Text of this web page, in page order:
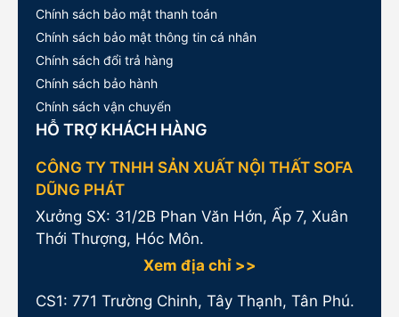
Chính sách bảo mật thanh toán
Chính sách bảo mật thông tin cá nhân
Chính sách đổi trả hàng
Chính sách bảo hành
Chính sách vận chuyển
HỖ TRỢ KHÁCH HÀNG
CÔNG TY TNHH SẢN XUẤT NỘI THẤT SOFA
DŨNG PHÁT
Xưởng SX: 31/2B Phan Văn Hớn, Ấp 7, Xuân
Thới Thượng, Hóc Môn.
Xem địa chỉ >>
CS1: 771 Trường Chinh, Tây Thạnh, Tân Phú.